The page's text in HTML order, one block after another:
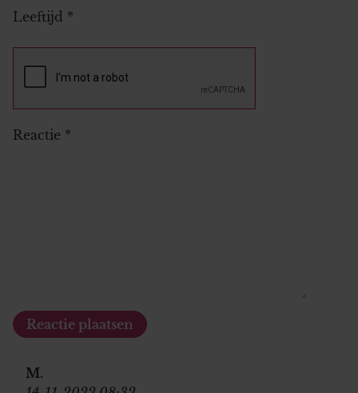
Leeftijd *
Reactie *
M.